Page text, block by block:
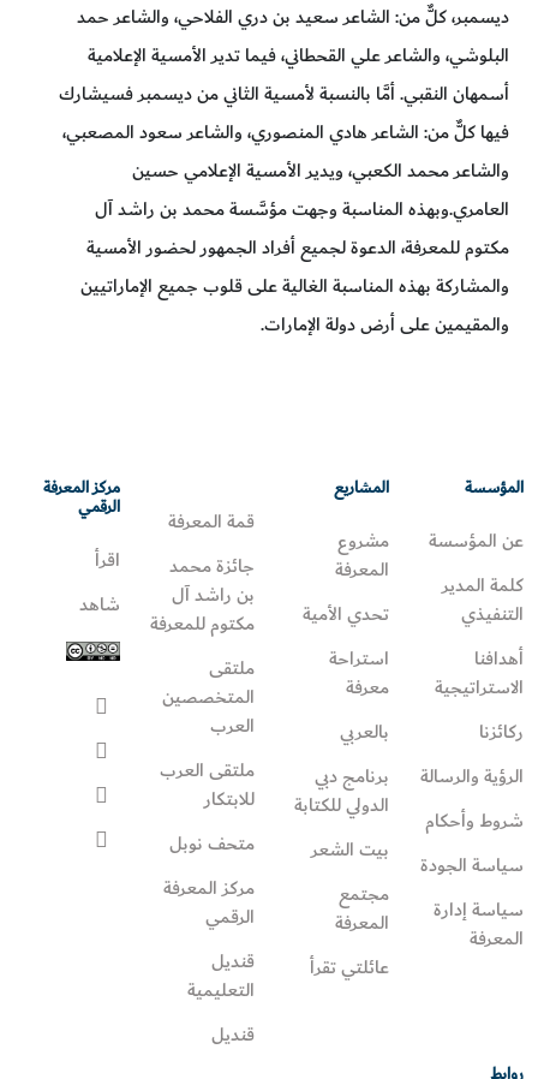
ديسمبر، كلٌّ من: الشاعر سعيد بن دري الفلاحي، والشاعر حمد
البلوشي، والشاعر علي القحطاني، فيما تدير الأمسية الإعلامية
أسمهان النقبي. أمَّا بالنسبة لأمسية الثاني من ديسمبر فسيشارك
فيها كلٌّ من: الشاعر هادي المنصوري، والشاعر سعود المصعبي،
والشاعر محمد الكعبي، ويدير الأمسية الإعلامي حسين
العامري.وبهذه المناسبة وجهت مؤسَّسة محمد بن راشد آل
مكتوم للمعرفة، الدعوة لجميع أفراد الجمهور لحضور الأمسية
والمشاركة بهذه المناسبة الغالية على قلوب جميع الإماراتيين
والمقيمين على أرض دولة الإمارات.
المؤسسة
عن المؤسسة
كلمة المدير
التنفيذي
أهدافنا
الاستراتيجية
ركائزنا
الرؤية والرسالة
شروط وأحكام
سياسة الجودة
سياسة إدارة
المعرفة
المشاريع
مشروع
المعرفة
تحدي الأمية
استراحة
معرفة
بالعربي
برنامج دبي
الدولي للكتابة
بيت الشعر
مجتمع
المعرفة
عائلتي تقرأ‎
قمة المعرفة
جائزة محمد
بن راشد آل
مكتوم للمعرفة
ملتقى
المتخصصين
العرب
ملتقى العرب
للابتكار
متحف نوبل
مركز المعرفة
الرقمي
قنديل
التعليمية
قنديل
مركز المعرفة
الرقمي
اقرأ
شاهد